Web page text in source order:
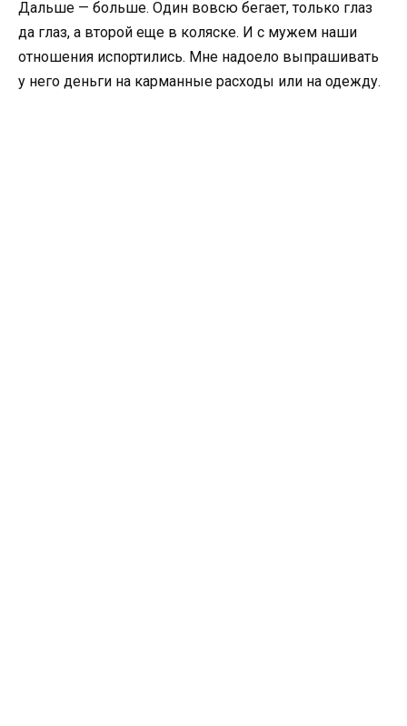
Дальше — больше. Один вовсю бегает, только глаз
да глаз, а второй еще в коляске. И с мужем наши
отношения испортились. Мне надоело выпрашивать
у него деньги на карманные расходы или на одежду.